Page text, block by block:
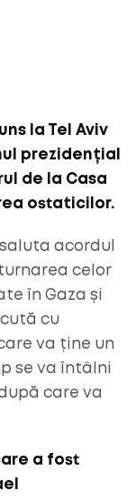
la Tel Aviv
prezidențial
de la Casa
ostaticilor.
acordul
celor
în Gaza și
cu
va ține un
se va întâlni
care va
a fost